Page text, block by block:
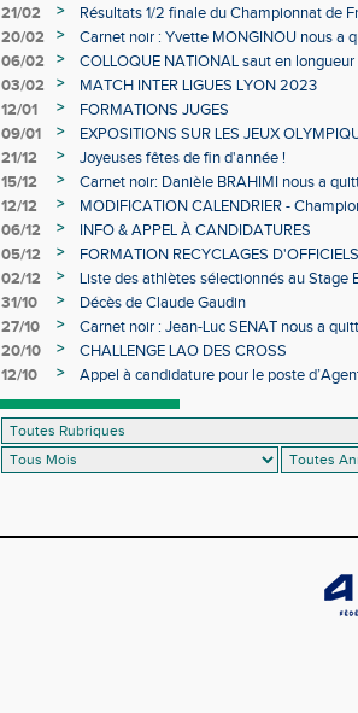
21/02
>
Résultats 1/2 finale du Championnat de
20/02
>
Carnet noir : Yvette MONGINOU nous a
06/02
>
COLLOQUE NATIONAL saut en
03/02
>
MATCH INTER LIGUES LYON 2023
12/01
>
FORMATIONS JUGES
09/01
>
EXPOSITIONS SUR LES JEUX
21/12
>
Joyeuses fêtes de fin d'année !
15/12
>
Carnet noir: Danièle BRAHIMI nous a
12/12
>
MODIFICATION CALENDRIER -
06/12
>
INFO & APPEL À CANDIDATURES
05/12
>
FORMATION RECYCLAGES D'OFFICIELS
02/12
>
Liste des athlètes sélectionnés au Stage
31/10
>
Décès de Claude Gaudin
27/10
>
Carnet noir : Jean-Luc SENAT nous a
20/10
>
CHALLENGE LAO DES CROSS
12/10
>
Appel à candidature pour le poste